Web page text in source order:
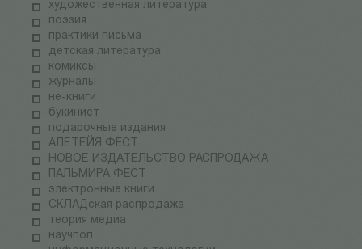
художественная литература
поэзия
практики письма
детская литература
комиксы
журналы
не-книги
букинист
подарочные издания
АЛЕТЕЙЯ ФЕСТ
НОВОЕ ИЗДАТЕЛЬСТВО РАСПРОДАЖА
ПАЛЬМИРА ФЕСТ
электронные книги
СКЛАДская распродажа
теория медиа
научпоп